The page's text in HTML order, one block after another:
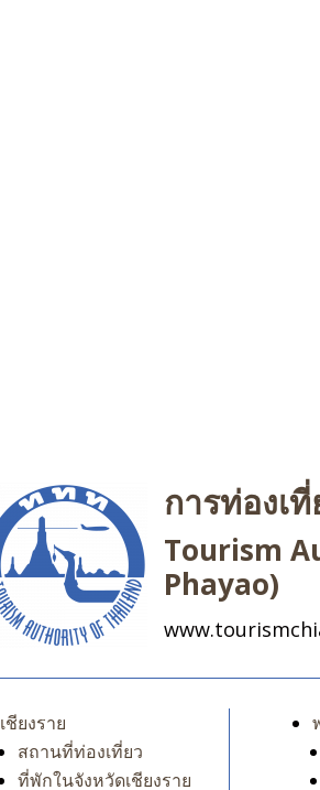
การท่องเ
Tourism
Phayao)
เชียงราย
สถานที่ท่องเที่ยว
ที่พักในจังหวัดเชียงราย